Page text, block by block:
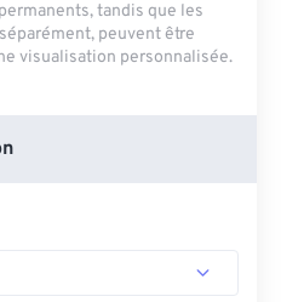
tandis que les
peuvent être
visualisation personnalisée.